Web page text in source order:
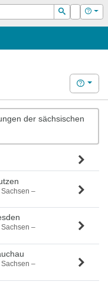
Suchen
Login Hilfe
Hilfe
der sächsischen
–
–
–